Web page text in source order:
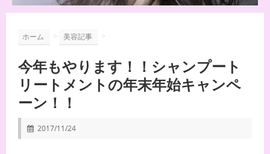
ホーム > 美容記事 >
今年もやります！！シャンプート
リートメントの年末年始キャンペ
ーン！！
2017/11/24